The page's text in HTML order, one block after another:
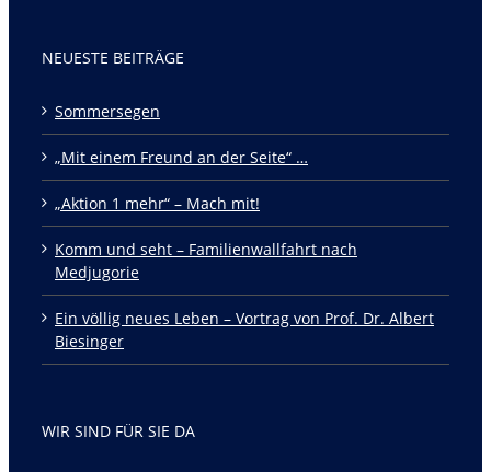
NEUESTE BEITRÄGE
Sommersegen
„Mit einem Freund an der Seite“ …
„Aktion 1 mehr“ – Mach mit!
Komm und seht – Familienwallfahrt nach
Medjugorie
Ein völlig neues Leben – Vortrag von Prof. Dr. Albert
Biesinger
WIR SIND FÜR SIE DA